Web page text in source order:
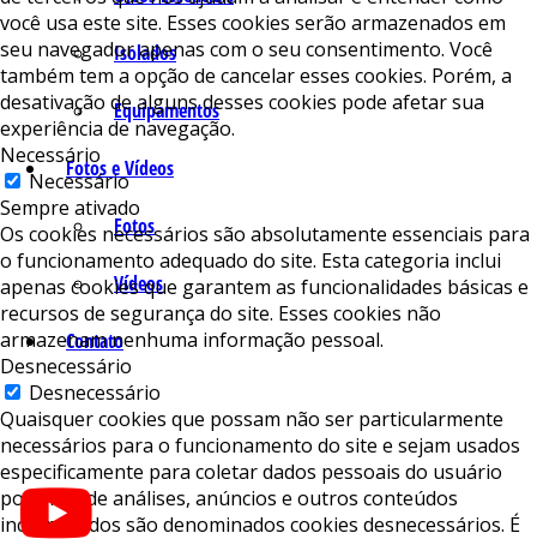
Isolados
Equipamentos
Fotos e Vídeos
Fotos
Vídeos
Contato
você usa este site. Esses cookies serão armazenados em
seu navegador apenas com o seu consentimento. Você
também tem a opção de cancelar esses cookies. Porém, a
desativação de alguns desses cookies pode afetar sua
experiência de navegação.
Necessário
Necessário
Sempre ativado
Os cookies necessários são absolutamente essenciais para
o funcionamento adequado do site. Esta categoria inclui
apenas cookies que garantem as funcionalidades básicas e
recursos de segurança do site. Esses cookies não
armazenam nenhuma informação pessoal.
Desnecessário
Desnecessário
Quaisquer cookies que possam não ser particularmente
necessários para o funcionamento do site e sejam usados ​​
especificamente para coletar dados pessoais do usuário
por meio de análises, anúncios e outros conteúdos
incorporados são denominados cookies desnecessários. É